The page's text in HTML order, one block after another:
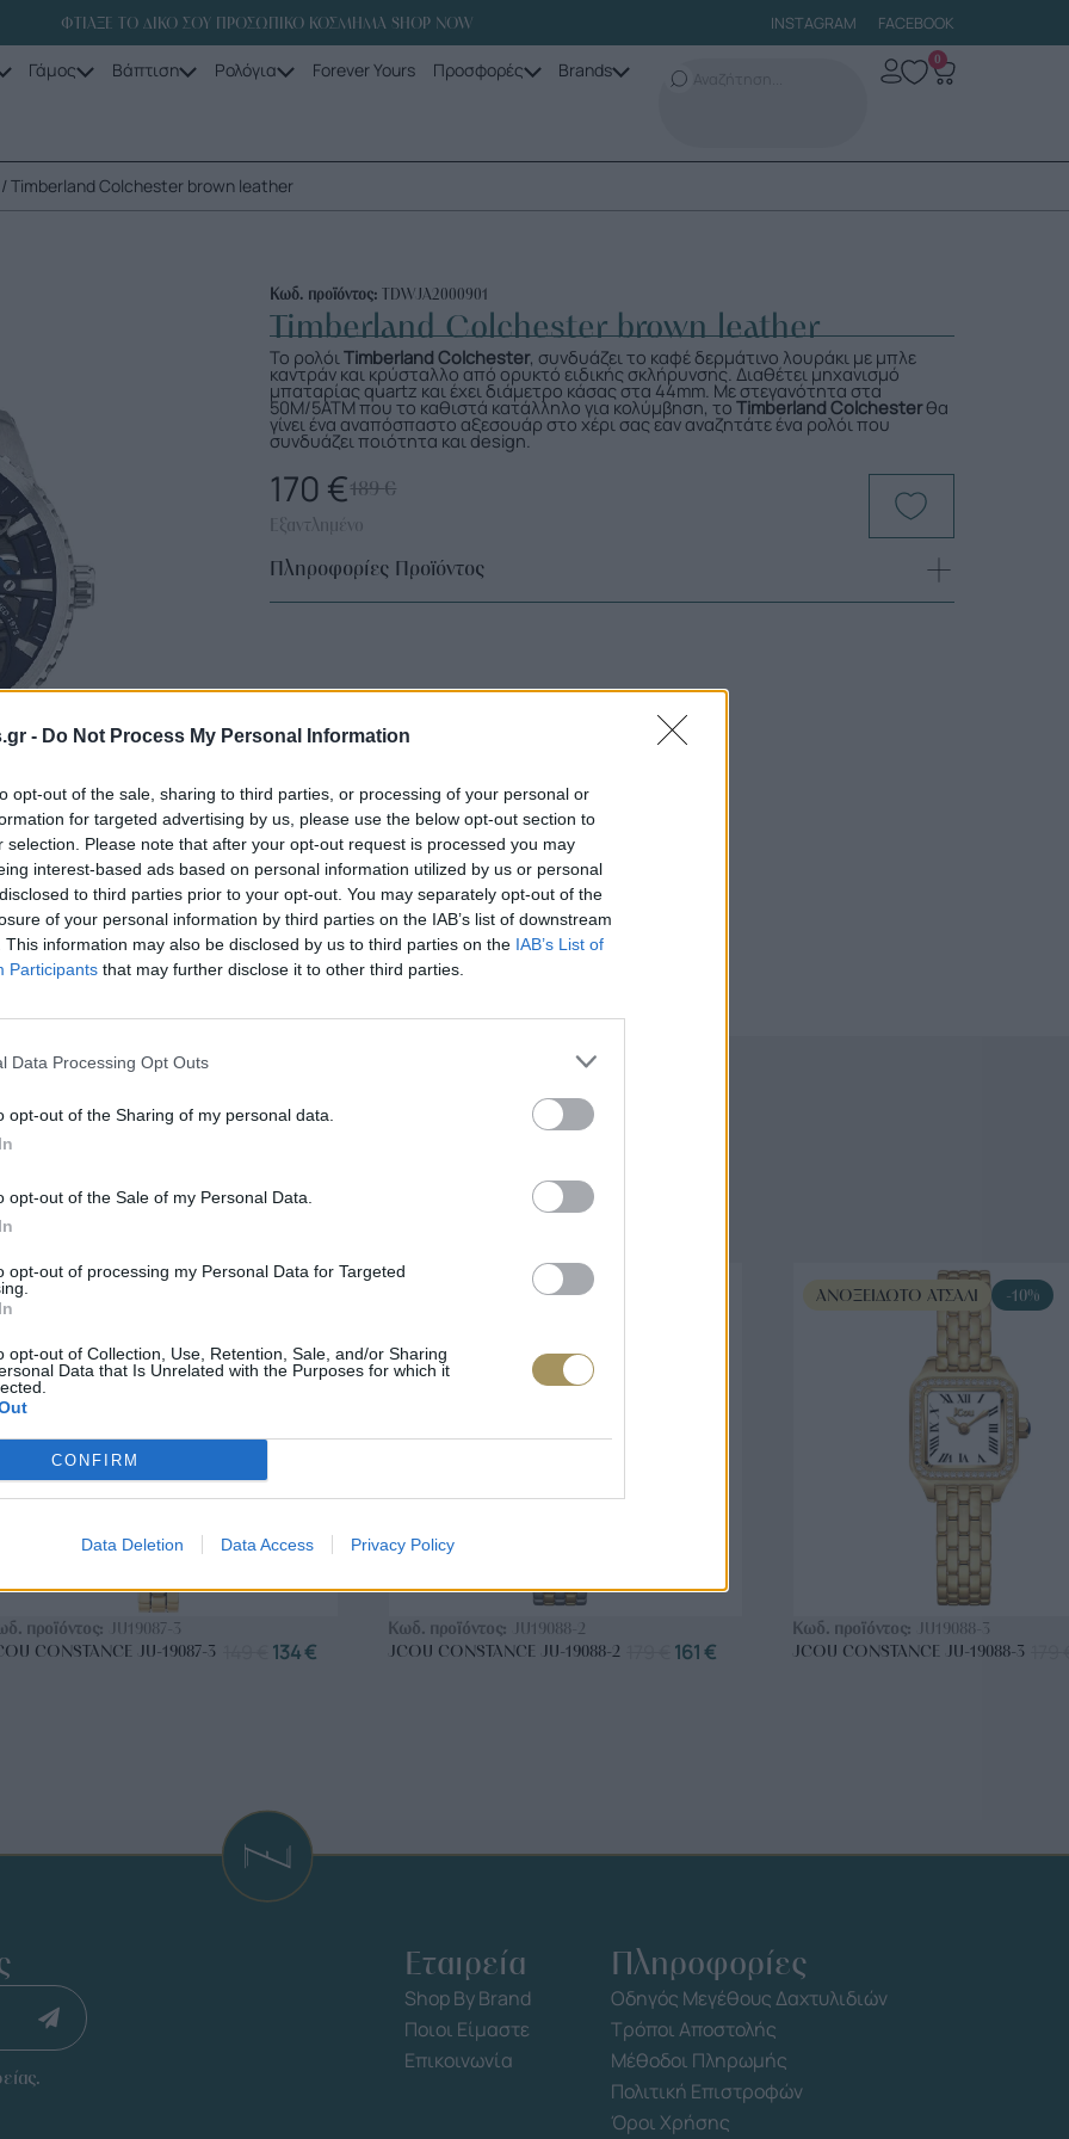
- Do Not Process My Personal Information
opt-out of the sale, sharing to third parties, or processing of your personal or
for targeted advertising by us, please use the below opt-out section to
selection. Please note that after your opt-out request is processed you may
interest-based ads based on personal information utilized by us or personal
to third parties prior to your opt-out. You may separately opt-out of the
of your personal information by third parties on the IAB’s list of downstream
This information may also be disclosed by us to third parties on the IAB’s List of
Participants that may further disclose it to other third parties.
Data Processing Opt Outs
opt-out of the Sharing of my personal data.
opt-out of the Sale of my Personal Data.
opt-out of processing my Personal Data for Targeted
opt-out of Collection, Use, Retention, Sale, and/or Sharing
Data that Is Unrelated with the Purposes for which it
CONFIRM
Data Deletion Data Access Privacy Policy
ΦΤΙΑΞΕ ΤΟ ΔΙΚΟ ΣΟΥ ΠΡΟΣΩΠΙΚΟ ΚΟΣΜΗΜΑ SHOP NOW INSTAGRAM FACEBOOK
Γάμος Βάπτιση Ρολόγια Forever Yours Προσφορές Brands 0
/ Timberland Colchester brown leather
Κωδ. προϊόντος:TDWJA2000901
Timberland Colchester brown leather
Το ρολόιTimberland Colchester, συνδυάζει το καφέ δερμάτινο λουράκι με μπλε
καντράν και κρύσταλλο από ορυκτό ειδικής σκλήρυνσης. Διαθέτει μηχανισμό
μπαταρίας quartz και έχει διάμετρο κάσας στα 44mm. Με στεγανότητα στα
50M/5ΑΤΜ που το καθιστά κατάλληλο για κολύμβηση, τοTimberland Colchesterθα
γίνει ένα αναπόσπαστο αξεσουάρ στο χέρι σας εαν αναζητάτε ένα ρολόι που
συνδυάζει ποιότητα και design.
189€
170 €
Εξαντλημένο
Πληροφορίες Προϊόντος
Που Ταιριάζουν
Εδώ θα βρείτε τις κορυφαίες
την εξαιρετική τους ποιότητα.
ΑΓΟΡΑ ΤΩΡΑ
ΑΝΟΞΕΊΔΩΤΟ ΑΤΣΆΛΙ
προϊόντος: JU19087-3
CONSTANCE JU-19087-3
134€
ΑΓΟΡΑ ΤΩΡΑ
ΑΝΟΞΕΊΔΩΤΟ ΑΤΣΆΛΙ
Κωδ. προϊόντος: JU19088-2
JCOU CONSTANCE JU-19088-2
161€
ΑΓΟΡΑ ΤΩΡΑ
ΑΝΟΞΕΊΔΩΤΟ ΑΤΣΆΛΙ -10%
Κωδ. προϊόντος: JU19088-3
JCOU CONSTANCE JU-19088-3
Εταιρεία
Shop By Brand
Ποιοι Είμαστε
Επικοινωνία
Πληροφορίες
Οδηγός Μεγέθους Δαχτυλιδιών
Τρόποι Αποστολής
Μέθοδοι Πληρωμής
Πολιτική Επιστροφών
Όροι Χρήσης